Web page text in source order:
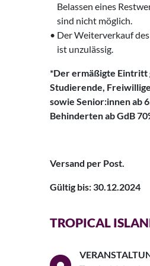
Belassen eines
‌‌ sind nicht möglich.
• Der Weiterverkauf
‌‌ ist unzulässig.
*Der ermäßigte Eintritt
‌Studierende,
sowie Senior:innen ab
Behinderten ab GdB
Versand per Post.
Gültig bis: 30.12.2024
TROPICAL